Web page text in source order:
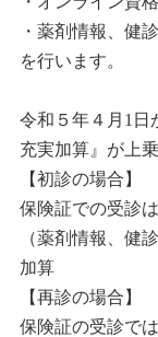
・薬剤情報、健
を行います。
令和５年４月1日
充実加算』が上
【初診の場合】
保険証での受診
（薬剤情報、健
加算
【再診の場合】
保険証の受診で